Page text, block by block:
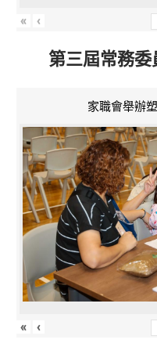
« ‹
第三屆常務
家職會舉辦
« ‹